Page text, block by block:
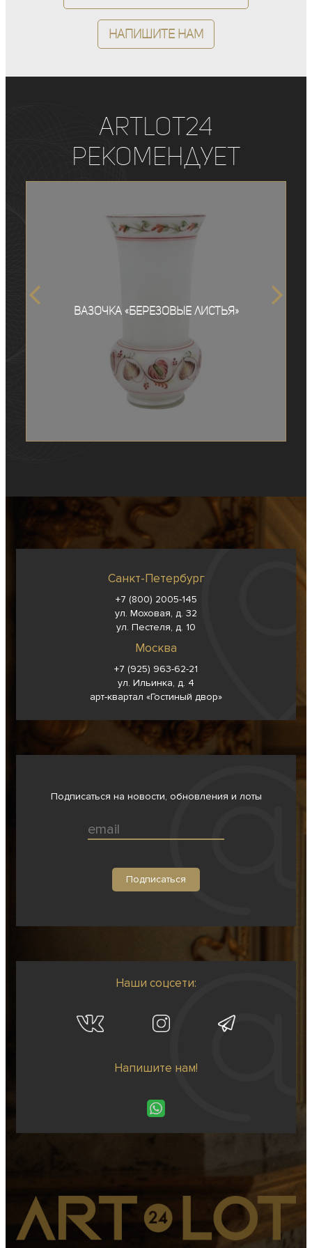
Напишите нам
ArtLot24
рекомендует
Вазочка «Березовые листья»
Санкт-Петербург
+7 (800) 2005-145
ул. Моховая, д. 32
ул. Пестеля, д. 10
Москва
+7 (925) 963-62-21
ул. Ильинка, д. 4
арт-квартал «Гостиный двор»
Подписаться на новости, обновления и лоты
Наши соцсети:
Напишите нам!